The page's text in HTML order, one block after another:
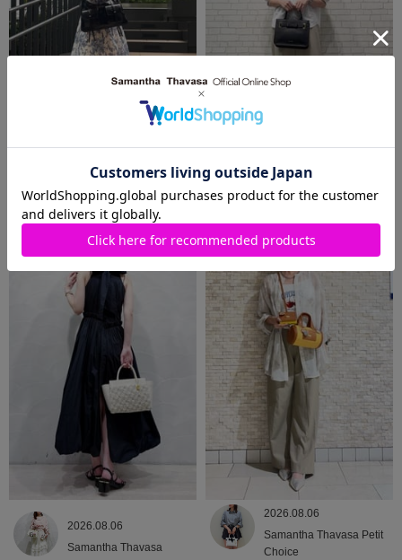
2026.08.07
Samantha Thavasa Petit
Choice
2026.08.06
2026.08.06
Samantha Thavasa
2026.08.06
Samantha Thavasa Petit
Choice